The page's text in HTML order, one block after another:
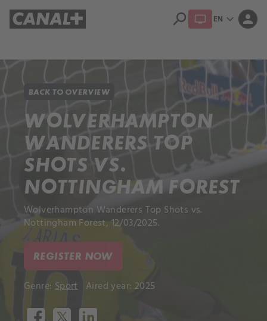
search EN expand_more person
BACK TO OVERVIEW
WOLVERHAMPTON
WANDERERS TOP
SHOTS VS.
NOTTINGHAM FOREST
Wolverhampton Wanderers Top Shots vs.
Nottingham Forest, 12/03/2025.
REGISTER NOW
Genre: Sport Aired year: 2025